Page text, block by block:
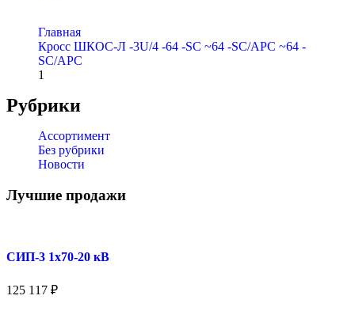
Главная
Кросс ШКОС-Л -3U/4 -64 -SC ~64 -SC/APC ~64 -
SC/APC
1
Рубрики
Ассортимент
Без рубрики
Новости
Лучшие продажи
СИП-3 1x70-20 кВ
125 117 ₽